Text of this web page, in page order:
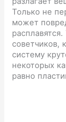
Только не
может
советчиков,
систему
некоторых
равно